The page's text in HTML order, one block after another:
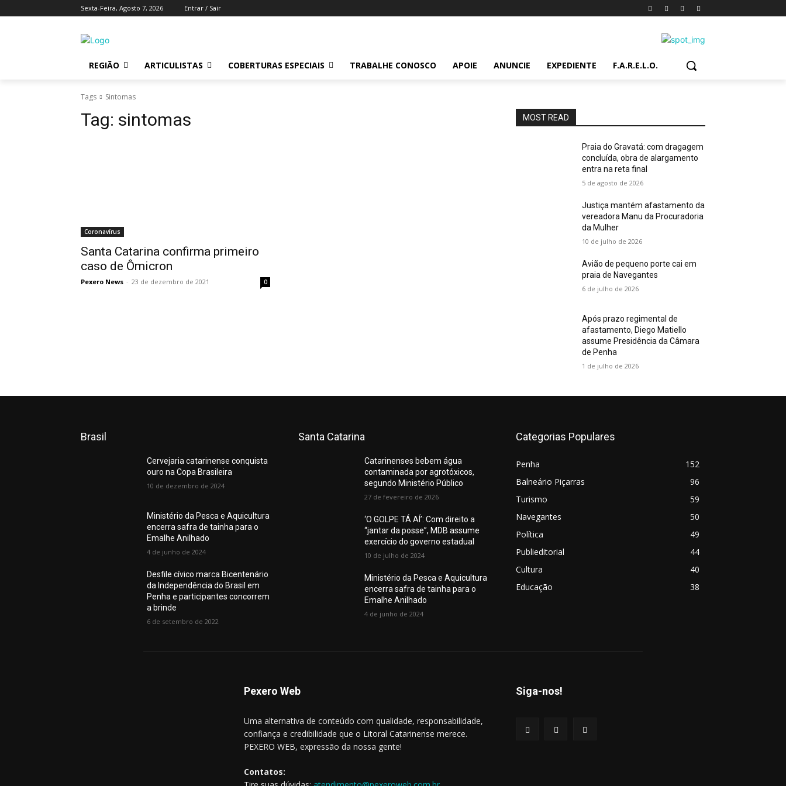
Sexta-Feira, Agosto 7, 2026 Entrar / Sair
REGIÃO ARTICULISTAS COBERTURAS ESPECIAIS TRABALHE CONOSCO APOIE ANUNCIE EXPEDIENTE F.A.R.E.L.O.
Tags Sintomas
Tag: sintomas
Coronavírus
Santa Catarina confirma primeiro
caso de Ômicron
Pexero News - 23 de dezembro de 2021 0
MOST READ
Praia do Gravatá: com dragagem
concluída, obra de alargamento
entra na reta final
5 de agosto de 2026
Justiça mantém afastamento da
vereadora Manu da Procuradoria
da Mulher
10 de julho de 2026
Avião de pequeno porte cai em
praia de Navegantes
6 de julho de 2026
Após prazo regimental de
afastamento, Diego Matiello
assume Presidência da Câmara
de Penha
1 de julho de 2026
Brasil
Cervejaria catarinense conquista
ouro na Copa Brasileira
10 de dezembro de 2024
Ministério da Pesca e Aquicultura
encerra safra de tainha para o
Emalhe Anilhado
4 de junho de 2024
Desfile cívico marca Bicentenário
da Independência do Brasil em
Penha e participantes concorrem
a brinde
6 de setembro de 2022
Santa Catarina
Catarinenses bebem água
contaminada por agrotóxicos,
segundo Ministério Público
27 de fevereiro de 2026
‘O GOLPE TÁ AÍ’: Com direito a
“jantar da posse”, MDB assume
exercício do governo estadual
10 de julho de 2024
Ministério da Pesca e Aquicultura
encerra safra de tainha para o
Emalhe Anilhado
4 de junho de 2024
Categorias Populares
Penha
152
Balneário Piçarras
96
Turismo
59
Navegantes
50
Política
49
Publieditorial
44
Cultura
40
Educação
38
Pexero Web
Uma alternativa de conteúdo com qualidade, responsabilidade,
confiança e credibilidade que o Litoral Catarinense merece.
PEXERO WEB, expressão da nossa gente!
Contatos:
Siga-nos!